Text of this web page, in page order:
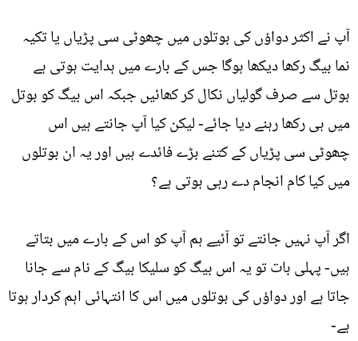
آپ نے اکثر دواؤں کی بوتلوں میں چھوٹی سی پڑیاں یا تکیہ
نما بیگ رکھا دیکھا ہوگا جس کے بارے میں ہدایت ہوتی ہے
بوتل سے صرف گولیاں نکال کر کھائیں جبکہ اس بیگ کو بوتل
میں ہی رکھا رہنے دیا جائے- لیکن کیا آپ جانتے ہیں اس
چھوٹی سی پڑیاں کے کتنے بڑے فائدے ہیں اور یہ ان بوتلوں
میں کیا کام انجام دے رہی ہوتی ہے؟
اگر آپ نہیں جانتے تو آئیے ہم آپ کو اس کے بارے میں بتاتے
ہیں- پہلی بات تو یہ اس بیگ کو سلیکا بیگ کے نام سے جانا
جاتا ہے اور دواؤں کی بوتلوں میں اس کا انتہائی اہم کردار ہوتا
ہے-